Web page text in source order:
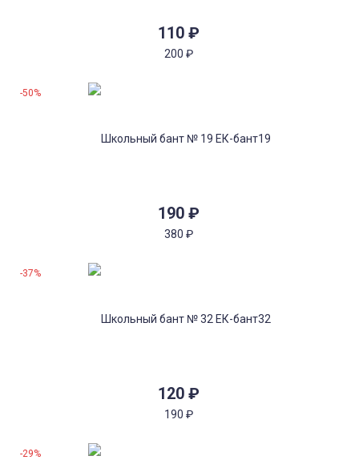
110 ₽
200 ₽
190 ₽
380 ₽
-50%
120 ₽
190 ₽
-37%
-29%